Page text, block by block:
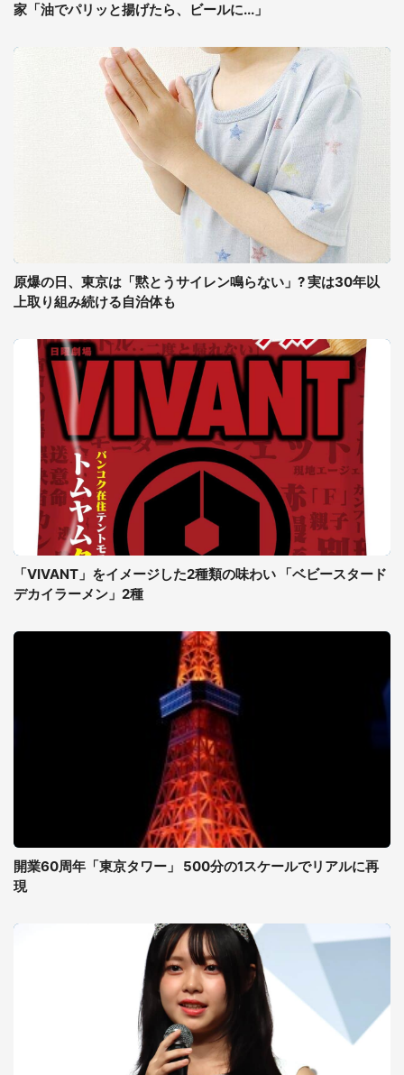
家「油でパリッと揚げたら、ビールに...」
原爆の日、東京は「黙とうサイレン鳴らない」? 実は30年以
上取り組み続ける自治体も
「VIVANT」をイメージした2種類の味わい 「ベビースタード
デカイラーメン」2種
開業60周年「東京タワー」 500分の1スケールでリアルに再
現